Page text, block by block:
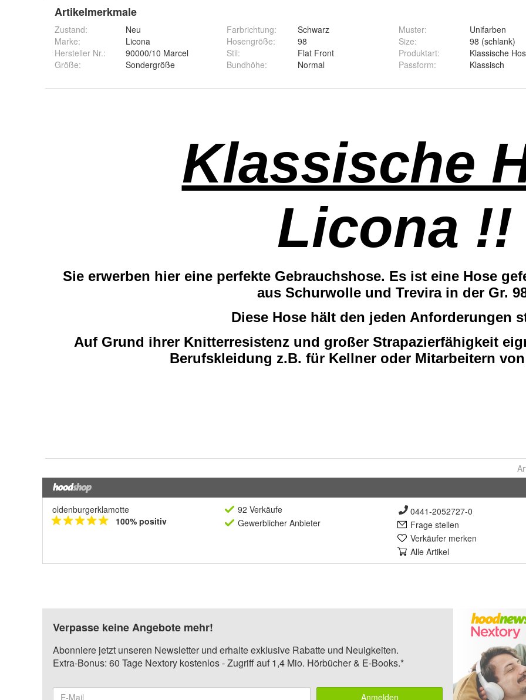
Artikelmerkmale
Zustand:
Neu
Marke:
Licona
Hersteller Nr.:
90000/10 Marcel
Größe: Sondergröße
Farbrichtung:
Schwarz
Hosengröße:
98
Stil:
Flat Front
Bundhöhe: Normal
Muster:
Unifarben
Size:
98 (schlank)
Produktart:
Klassische
Passform: Klassisch
oldenburgerklamotte
100% positiv
92 Verkäufe
Gewerblicher Anbieter
0441-2052727-0
Frage stellen
Verkäufer merken
Alle Artikel
Verpasse keine Angebote mehr!
Abonniere jetzt unseren Newsletter und erhalte exklusive Rabatte und Neuigkeiten.
Extra-Bonus: 60 Tage Nextory kostenlos - Zugriff auf 1,4 Mio. Hörbücher & E-Books.*
Anmelden